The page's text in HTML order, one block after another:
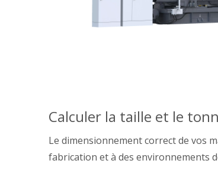
Calculer la taille et le
Le dimensionnement correct de vos
fabrication et à des environnements